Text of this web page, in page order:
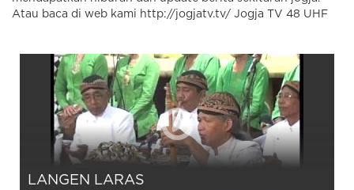
Atau baca di web kami http://jogjatv.tv/ Jogja TV 48 UHF
LANGEN LARAS